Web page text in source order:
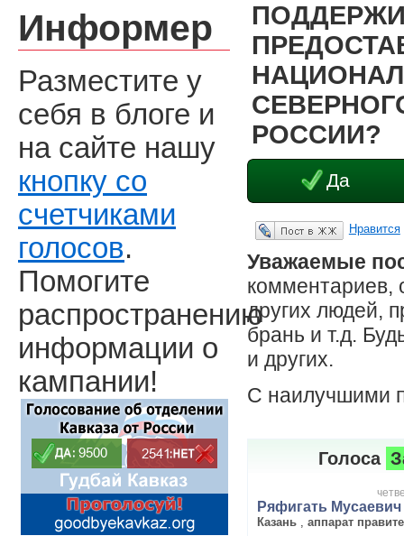
РОССИИ?
Да
Опубликовать в ЖЖ Нравится
Уважаемые
комментариев,
других людей,
брань и т.д.
и других.
С наилучшими
Голоса
Ряфигать Мусаевич
Казань
аппарат
Информер
Разместите у
себя в блоге и
на сайте нашу
кнопку со
счетчиками
голосов.
Помогите
распространению
информации о
кампании!